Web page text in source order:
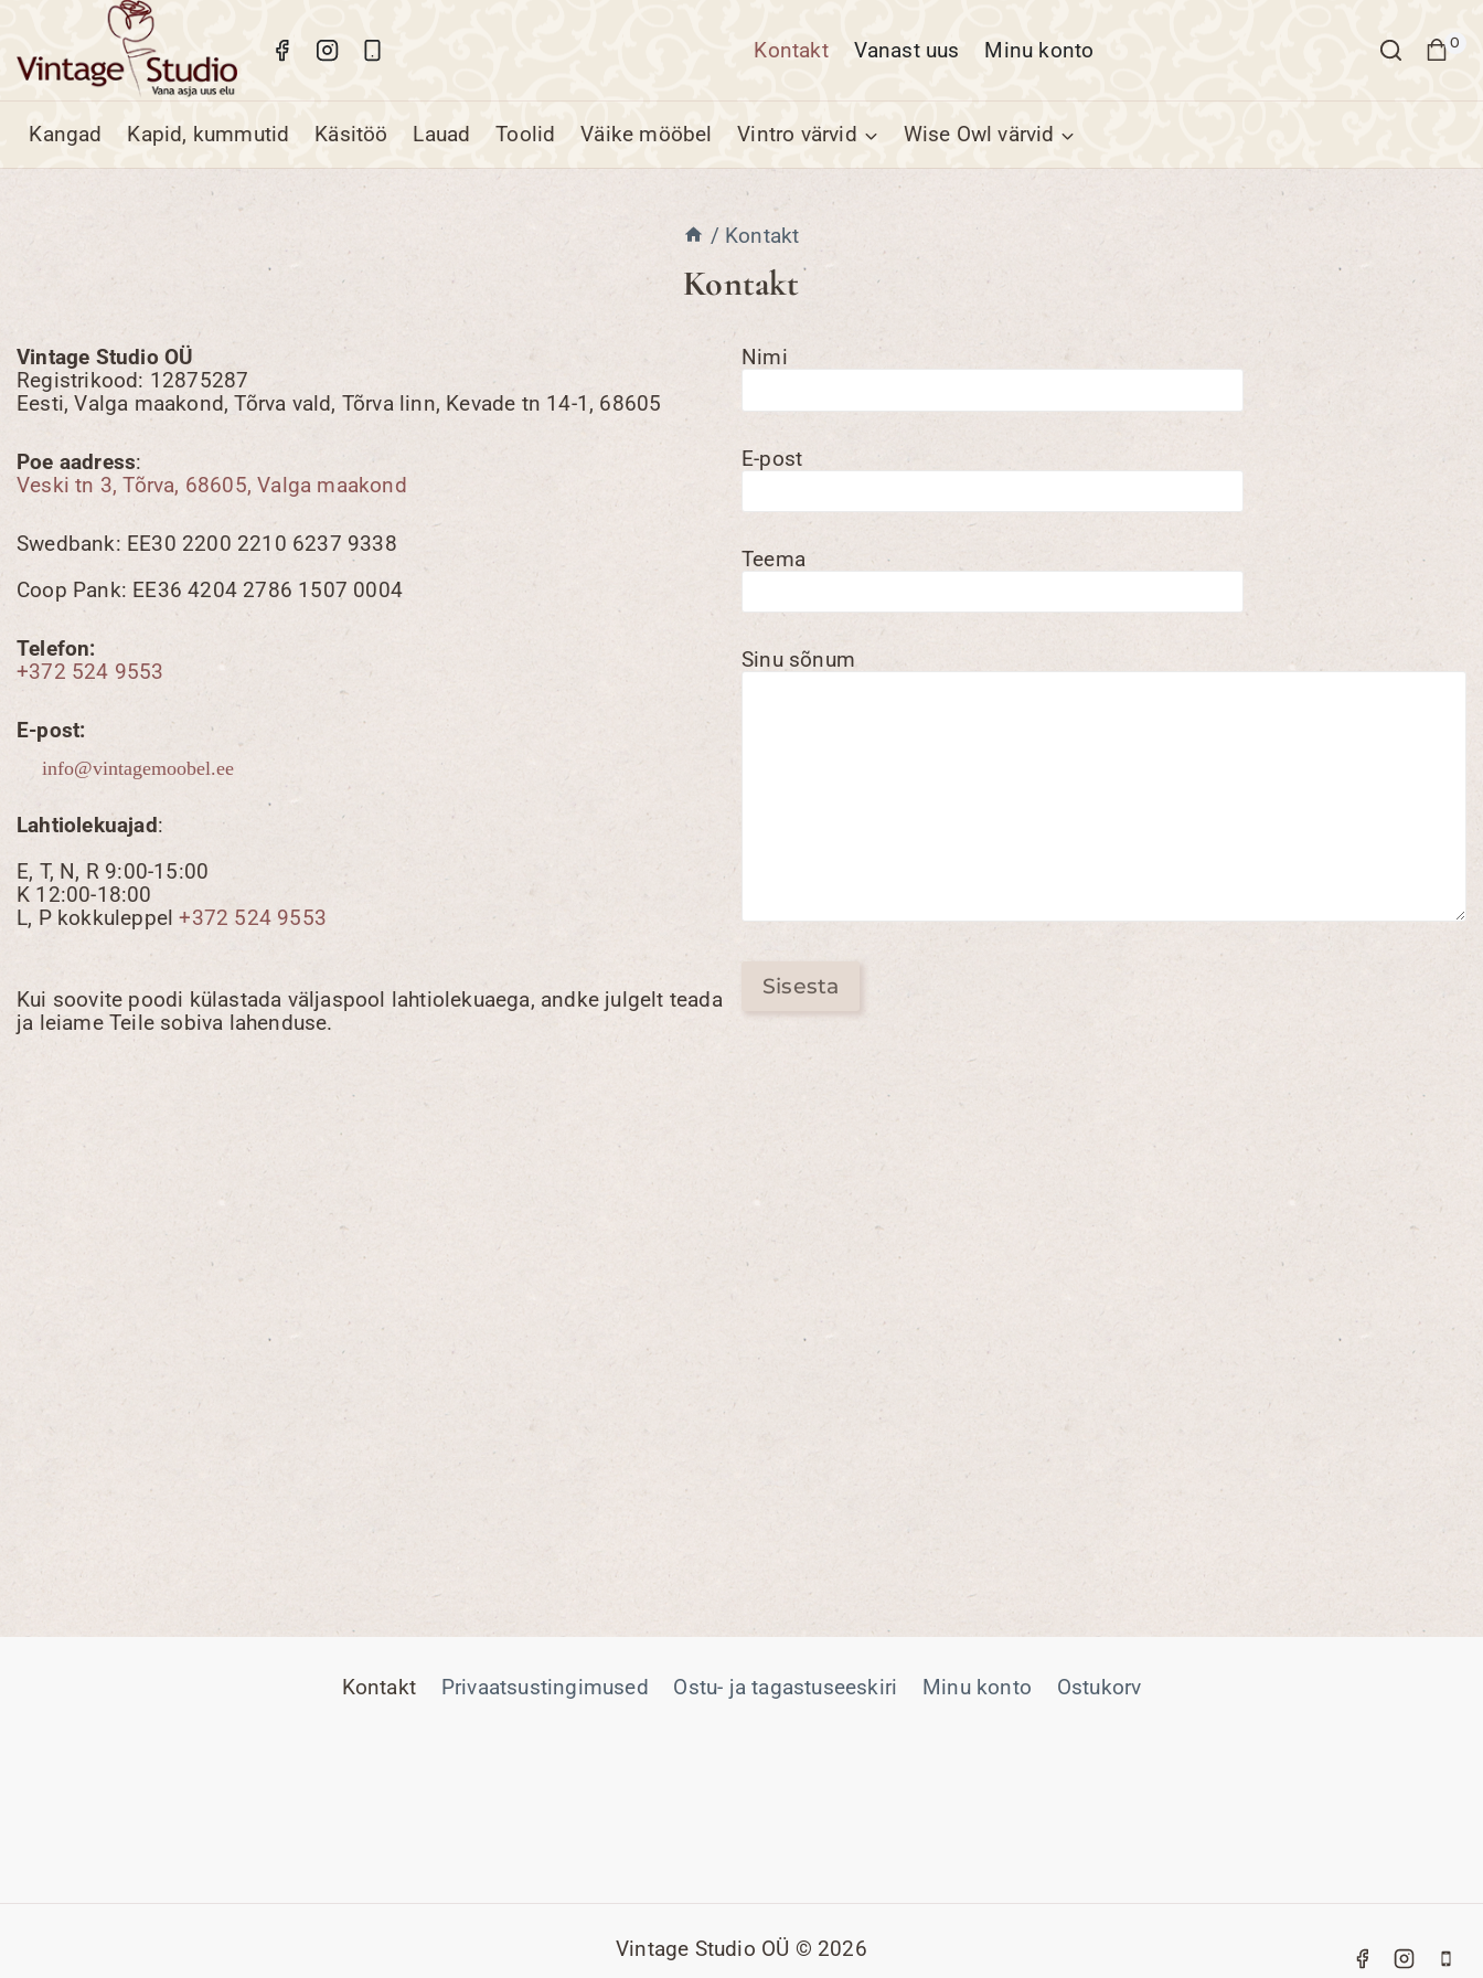
content
Kontakt Vanast uus Minu konto 0
Kangad Kapid, kummutid Käsitöö Lauad Toolid Väike mööbel Vintro värvid Wise Owl värvid
/ Kontakt
Kontakt
Vintage Studio OÜ
Registrikood: 12875287
Eesti, Valga maakond, Tõrva vald, Tõrva linn, Kevade tn 14-1, 68605
Poe aadress:
Veski tn 3, Tõrva, 68605, Valga maakond
Swedbank: EE30 2200 2210 6237 9338
Coop Pank: EE36 4204 2786 1507 0004
Telefon:
+372 524 9553
E-post:
Lahtiolekuajad:
E, T, N, R 9:00-15:00
K 12:00-18:00
L, P kokkuleppel+372 524 9553
Kui soovite poodi külastada väljaspool lahtiolekuaega, andke julgelt teada
ja leiame Teile sobiva lahenduse.
Nimi
E-post
Teema
Sinu sõnum
Kontakt Privaatsustingimused Ostu- ja tagastuseeskiri Minu konto Ostukorv
Vintage Studio OÜ © 2026